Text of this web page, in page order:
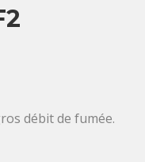
débit de fumée.